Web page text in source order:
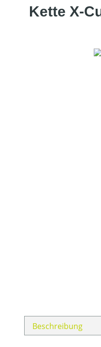
Kette X-
Bildergalerie
Beschreibung